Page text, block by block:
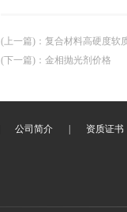
(上一篇) ： 复合材料高硬度软
(下一篇) ： 金相抛光剂价格
公司简介 资质证书